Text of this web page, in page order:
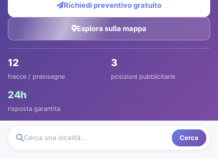
Richiedi preventivo gratuito
Esplora sulla mappa
12
frecce / preinsegne
3
posizioni pubblicitarie
24h
risposta garantita
Cerca una località… Cerca